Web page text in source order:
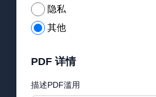
隐私
其他
PDF 详情
描述PDF滥用